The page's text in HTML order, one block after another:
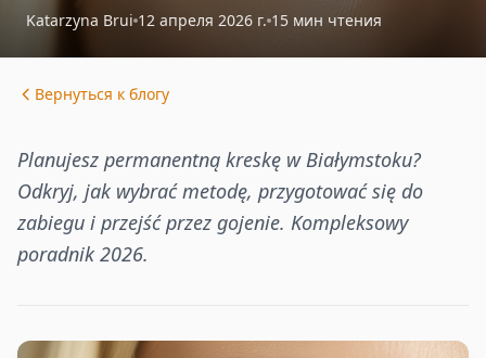
Katarzyna Brui 12 апреля 2026 г. 15 мин чтения
Вернуться к блогу
Planujesz permanentną kreskę w Białymstoku?
Odkryj, jak wybrać metodę, przygotować się do
zabiegu i przejść przez gojenie. Kompleksowy
poradnik 2026.